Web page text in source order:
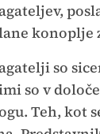
konoplje
so
so v
Teh, kot